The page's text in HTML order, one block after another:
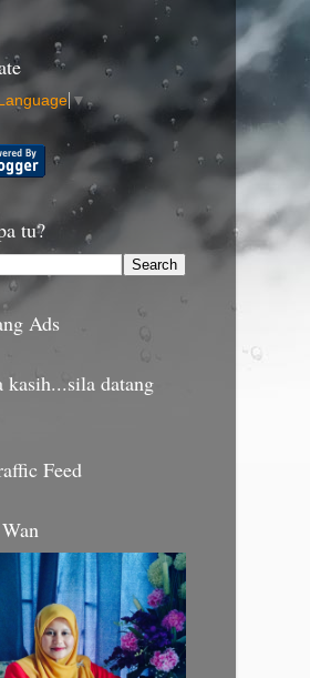
▼
tu?
Ads
kasih...sila datang
Feed